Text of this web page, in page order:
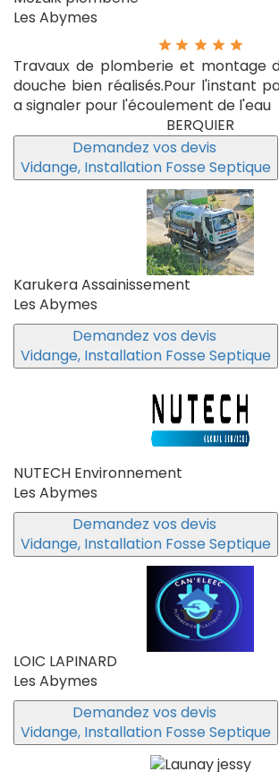
Les Abymes
Travaux de plomberie et montage
douche bien réalisés.Pour l'instant
a signaler pour l'écoulement de l'eau
BERQUIER
Demandez vos devis
Vidange, Installation Fosse Septique
Karukera Assainissement
Les Abymes
Demandez vos devis
Vidange, Installation Fosse Septique
NUTECH Environnement
Les Abymes
Demandez vos devis
Vidange, Installation Fosse Septique
LOIC LAPINARD
Les Abymes
Demandez vos devis
Vidange, Installation Fosse Septique